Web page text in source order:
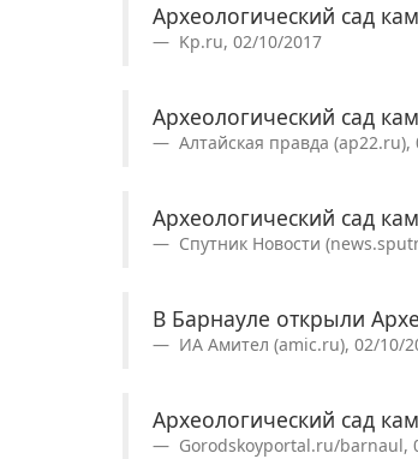
Археологический сад
Kp.ru, 02/10/2017
Археологический сад
Алтайская правда (ap22.ru),
Археологический сад
Спутник Новости
В Барнауле открыли
ИА Амител (amic.ru), 02/10/
Археологический сад
Gorodskoyportal.ru/barnaul,